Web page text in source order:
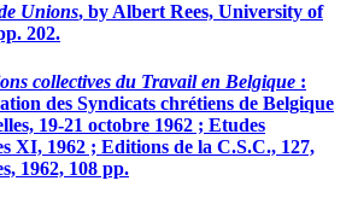
Unions, by Albert Rees, University of
202.
collectives du Travail en Belgique :
des Syndicats chrétiens de Belgique
19-21 octobre 1962 ; Etudes
XI, 1962 ; Editions de la C.S.C., 127,
1962, 108 pp.